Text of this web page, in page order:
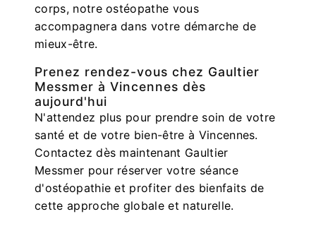
corps, notre ostéopathe vous
accompagnera dans votre démarche de
mieux-être.
Prenez rendez-vous chez Gaultier
Messmer à Vincennes dès
aujourd'hui
N'attendez plus pour prendre soin de votre
santé et de votre bien-être à Vincennes.
Contactez dès maintenant Gaultier
Messmer pour réserver votre séance
d'ostéopathie et profiter des bienfaits de
cette approche globale et naturelle.